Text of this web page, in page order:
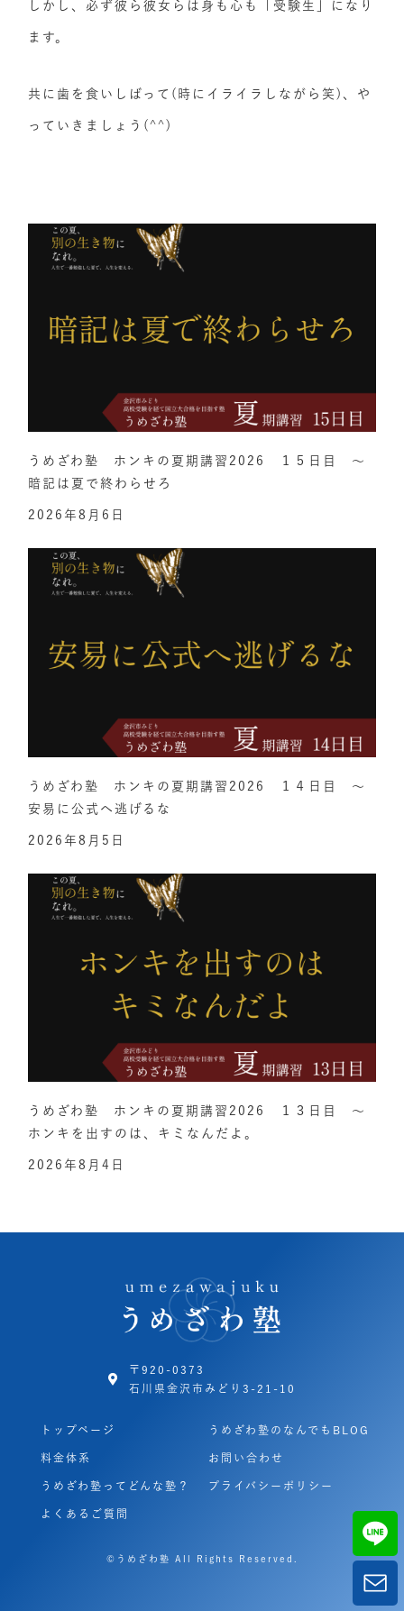
しかし、必ず彼ら彼女らは身も心も「受験生」になり
ます。
共に歯を食いしばって(時にイライラしながら笑)、や
っていきましょう(^^)
うめざわ塾 ホンキの夏期講習2026 １５日目 ～
暗記は夏で終わらせろ
2026年8月6日
うめざわ塾 ホンキの夏期講習2026 １４日目 ～
安易に公式へ逃げるな
2026年8月5日
うめざわ塾 ホンキの夏期講習2026 １３日目 ～
ホンキを出すのは、キミなんだよ。
2026年8月4日
〒920-0373
石川県金沢市みどり3-21-10
トップページ
料金体系
うめざわ塾ってどんな塾？
よくあるご質問
うめざわ塾のなんでもBLOG
お問い合わせ
プライバシーポリシー
©うめざわ塾 All Rights Reserved.